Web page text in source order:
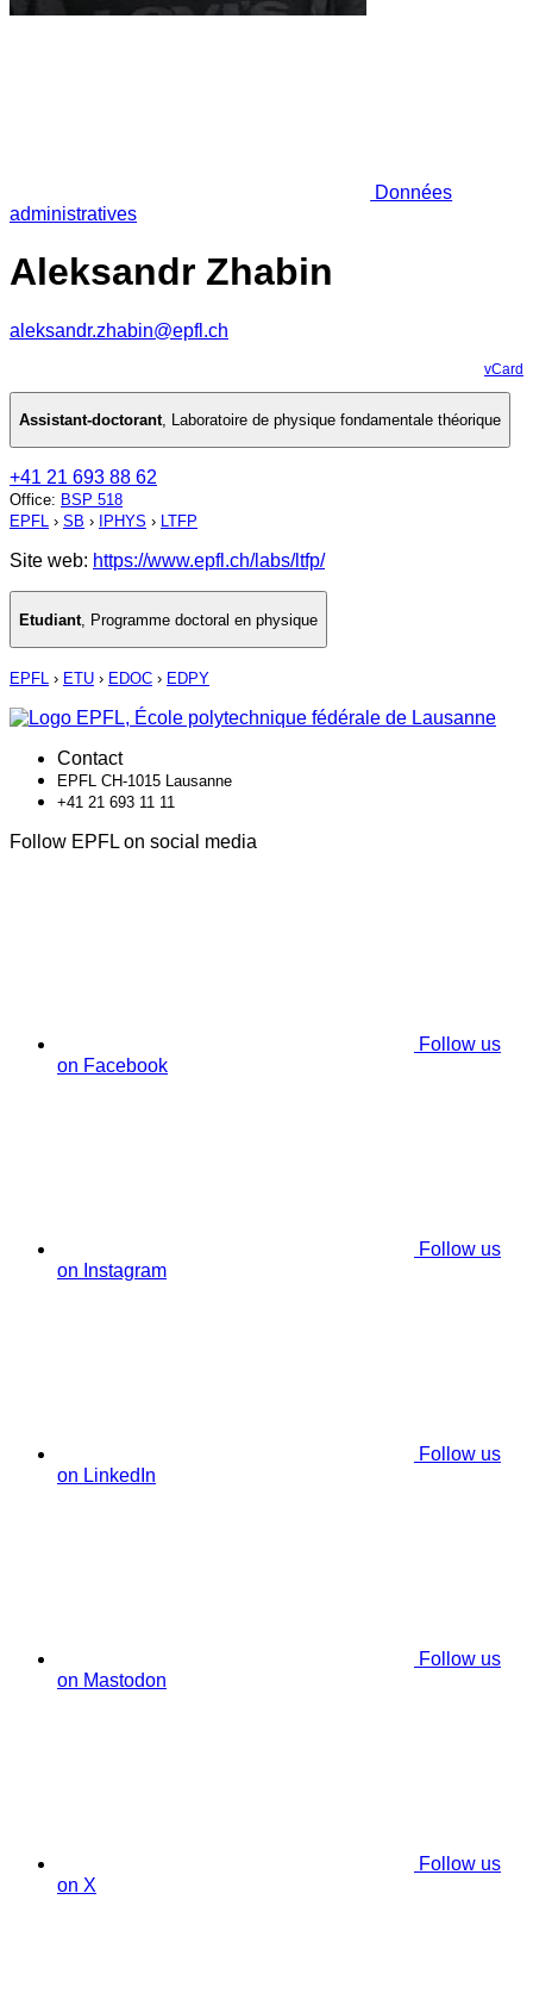
Données
administratives
Aleksandr Zhabin
aleksandr.zhabin@epfl.ch
vCard
Assistant-doctorant, Laboratoire de physique fondamentale théorique
+41 21 693 88 62
Office: BSP 518
EPFL › SB › IPHYS › LTFP
Site web: https://www.epfl.ch/labs/ltfp/
Etudiant Programme doctoral en physique
EPFL › ETU › EDOC › EDPY
Contact
EPFL CH-1015 Lausanne
+41 21 693 11 11
Follow EPFL on social media
Follow us
on Facebook
Follow us
on Instagram
Follow us
on LinkedIn
Follow us
on Mastodon
Follow us
on X